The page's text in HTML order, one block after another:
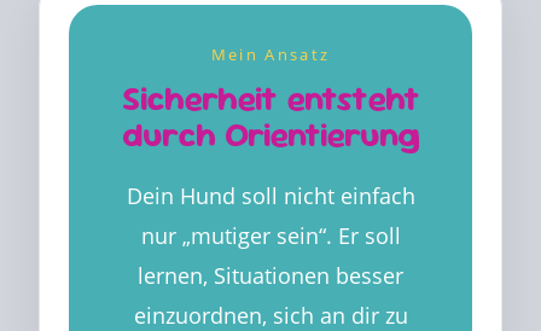
Mein Ansatz
Sicherheit entsteht
durch Orientierung
Dein Hund soll nicht einfach
nur „mutiger sein“. Er soll
lernen, Situationen besser
einzuordnen, sich an dir zu